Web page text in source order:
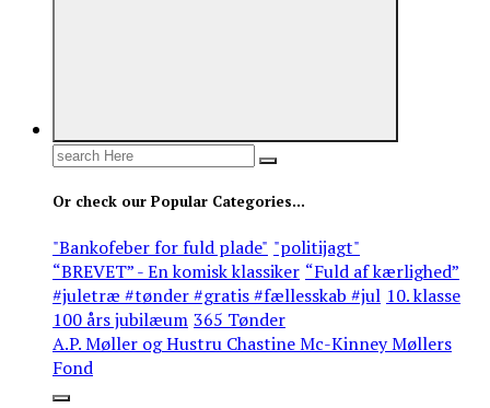
Search
Or check our Popular Categories...
"Bankofeber for fuld plade" "politijagt"
“BREVET” - En komisk klassiker “Fuld af kærlighed”
#juletræ #tønder #gratis #fællesskab #jul 10. klasse
100 års jubilæum 365 Tønder
A.P. Møller og Hustru Chastine Mc-Kinney Møllers
Fond